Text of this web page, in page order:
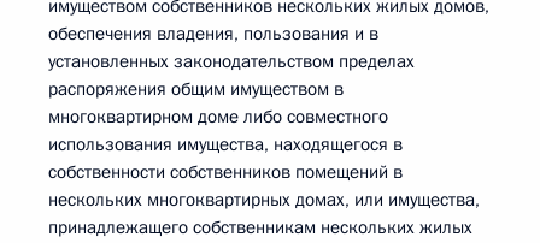
имуществом собственников нескольких жилых домов,
обеспечения владения, пользования и в
установленных законодательством пределах
распоряжения общим имуществом в
многоквартирном доме либо совместного
использования имущества, находящегося в
собственности собственников помещений в
нескольких многоквартирных домах, или имущества,
принадлежащего собственникам нескольких жилых